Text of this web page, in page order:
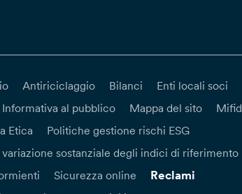
Antiriciclaggio Bilanci
Enti locali soci
Informativa al pubblico Mappa del sito
Mifid
Etica
Politiche gestione rischi ESG
sostanziale degli indici di riferimento
Sicurezza online Reclami